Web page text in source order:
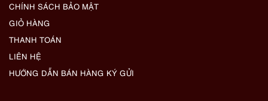
CHÍNH SÁCH BẢO MẬT
GIỎ HÀNG
THANH TOÁN
LIÊN HỆ
HƯỚNG DẪN BÁN HÀNG KÝ GỬI